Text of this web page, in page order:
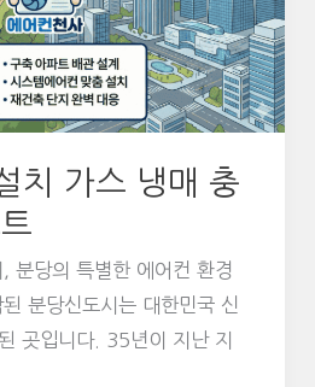
치 가스 냉매 충
분당의 특별한 에어컨 환경
분당신도시는 대한민국 신
곳입니다. 35년이 지난 지